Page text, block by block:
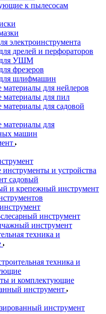
к пылесосам
электроинструмента
дрелей и перфораторов
для УШМ
фрезеров
шлифмашин
материалы для нейлеров
материалы для пил
материалы для садовой
материалы для
машин
и устройства
садовый
и крепежный инструмент
инструмент
инструмент
техника и
техника и
и комплектующие
инструмент
инструмент